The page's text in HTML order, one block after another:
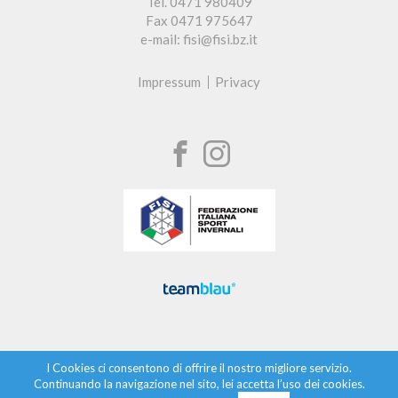
Fax 0471 975647
e-mail: fisi@fisi.bz.it
Impressum Privacy
I Cookies ci consentono di offrire il nostro migliore servizio.
Continuando la navigazione nel sito, lei accetta l’uso dei cookies.